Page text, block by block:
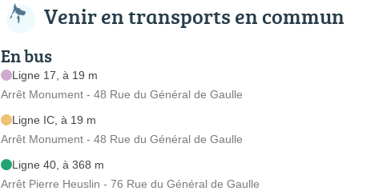
Venir en transports en commun
En bus
Ligne 17, à 19 m
Arrêt Monument - 48 Rue du Général de Gaulle
Ligne IC, à 19 m
Arrêt Monument - 48 Rue du Général de Gaulle
Ligne 40, à 368 m
Arrêt Pierre Heuslin - 76 Rue du Général de Gaulle